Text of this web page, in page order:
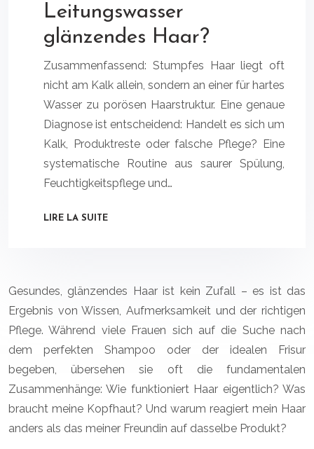
Leitungswasser
glänzendes Haar?
Zusammenfassend: Stumpfes Haar liegt oft
nicht am Kalk allein, sondern an einer für hartes
Wasser zu porösen Haarstruktur. Eine genaue
Diagnose ist entscheidend: Handelt es sich um
Kalk, Produktreste oder falsche Pflege? Eine
systematische Routine aus saurer Spülung,
Feuchtigkeitspflege und…
LIRE LA SUITE
Gesundes, glänzendes Haar ist kein Zufall – es ist das
Ergebnis von Wissen, Aufmerksamkeit und der richtigen
Pflege. Während viele Frauen sich auf die Suche nach
dem perfekten Shampoo oder der idealen Frisur
begeben, übersehen sie oft die fundamentalen
Zusammenhänge: Wie funktioniert Haar eigentlich? Was
braucht meine Kopfhaut? Und warum reagiert mein Haar
anders als das meiner Freundin auf dasselbe Produkt?